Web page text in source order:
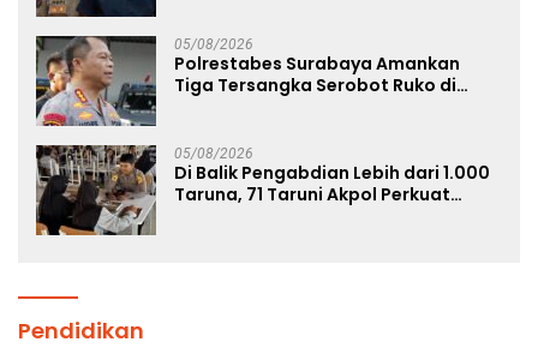
05/08/2026
Polrestabes Surabaya Amankan
Tiga Tersangka Serobot Ruko di
05/08/2026
Di Balik Pengabdian Lebih dari 1.000
Taruna, 71 Taruni Akpol Perkuat
Pendidikan